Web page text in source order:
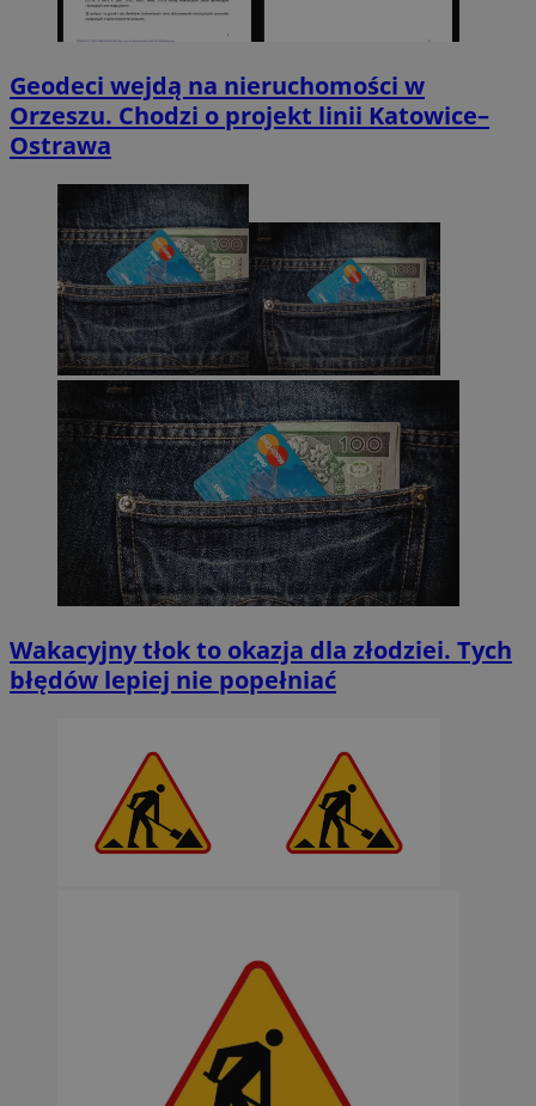
Geodeci wejdą na nieruchomości w
Orzeszu. Chodzi o projekt linii Katowice–
Ostrawa
Wakacyjny tłok to okazja dla złodziei. Tych
błędów lepiej nie popełniać